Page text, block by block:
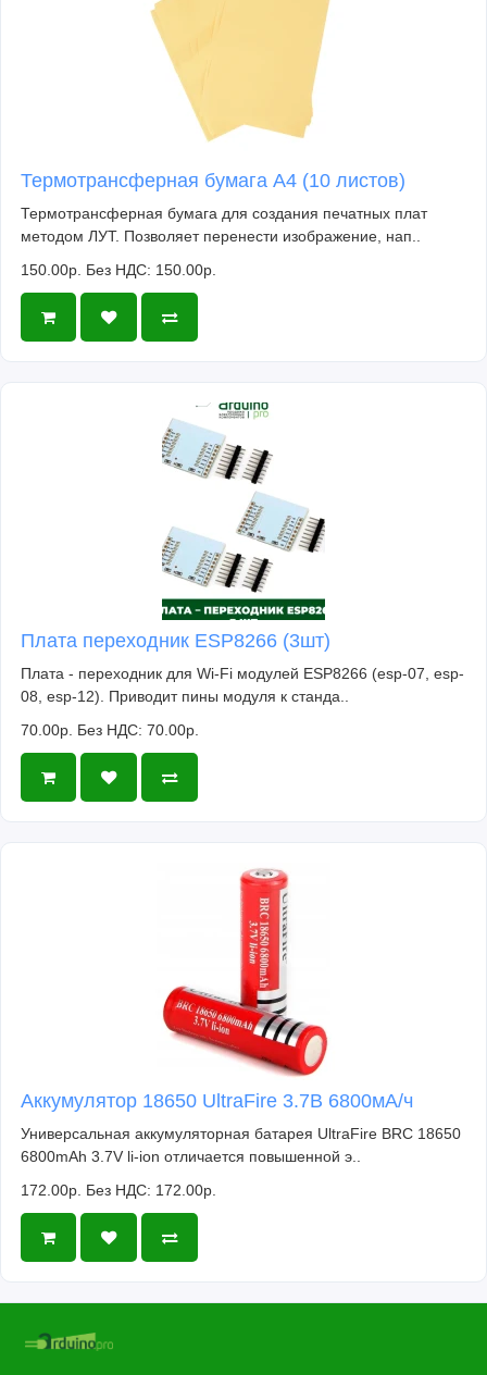
Термотрансферная бумага А4 (10 листов)
Термотрансферная бумага для создания печатных плат
методом ЛУТ. Позволяет перенести изображение, нап..
150.00р. Без НДС: 150.00р.
Плата переходник ESP8266 (3шт)
Плата - переходник для Wi-Fi модулей ESP8266 (esp-07, esp-
08, esp-12). Приводит пины модуля к станда..
70.00р. Без НДС: 70.00р.
Аккумулятор 18650 UltraFire 3.7В 6800мА/ч
Универсальная аккумуляторная батарея UltraFire BRC 18650
6800mAh 3.7V li-ion отличается повышенной э..
172.00р. Без НДС: 172.00р.